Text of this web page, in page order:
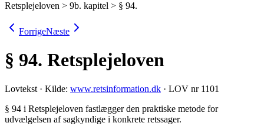
Retsplejeloven > 9b. kapitel > § 94.
ForrigeNæste
§ 94. Retsplejeloven
Lovtekst · Kilde: www.retsinformation.dk · LOV nr 1101
§ 94 i Retsplejeloven fastlægger den praktiske metode for
udvælgelsen af sagkyndige i konkrete retssager.